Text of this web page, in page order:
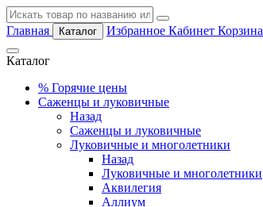
Главная Каталог Избранное Кабинет Корзина
Каталог
% Горячие цены
Саженцы и луковичные
Назад
Саженцы и луковичные
Луковичные и многолетники
Назад
Луковичные и многолетники
Аквилегия
Аллиум